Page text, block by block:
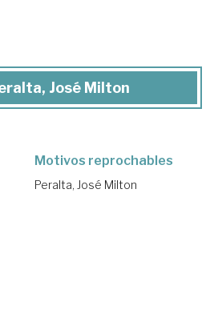
José Milton
Motivos reprochables
Peralta, José Milton